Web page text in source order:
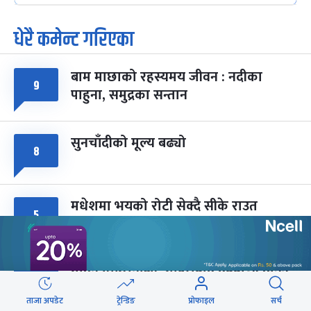
७
आइत
पूर्णिमा व्रत
चैत्र ७, २०८३-Mar 21, 2027
८
सोम
फागुपूर्णिमा
चैत्र ८, २०८३-Mar 22, 2027
७ महिना बाँकी
धेरै कमेन्ट गरिएका
९ बाम माछाको रहस्यमय जीवन : नदीका
पाहुना, समुद्रका सन्तान
८ सुनचाँदीको मूल्य बढ्यो
५ मधेशमा भयको रोटी सेक्दै सीके राउत
५ मोहन तिम्सिनाजी- मार्क्सवाद देववाणी होइन,
अपव्याख्या नगरौं
ताजा अपडेट ट्रेन्डिङ प्रोफाइल सर्च